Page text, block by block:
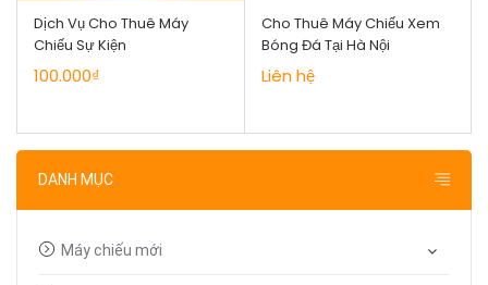
DANH MỤC
Máy chiếu mới
Dịch Vụ Cho Thuê Máy
Chiếu Sự Kiện
100.000₫
Cho Thuê Máy Chiếu Xem
Bóng Đá Tại Hà Nội
Liên hệ